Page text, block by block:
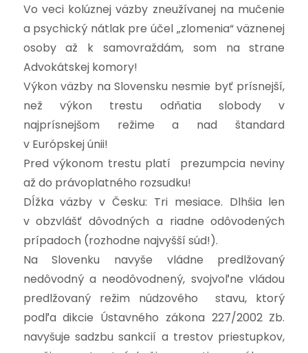
Vo veci kolúznej väzby zneužívanej na mučenie
a psychický nátlak pre účel „zlomenia“ väznenej
osoby až k samovraždám, som na strane
Advokátskej komory!
Výkon väzby na Slovensku nesmie byť prísnejší,
než výkon trestu odňatia slobody v
najprísnejšom režime a nad štandard
v Európskej únii!
Pred výkonom trestu platí prezumpcia neviny
až do právoplatného rozsudku!
Dĺžka väzby v Česku: Tri mesiace. Dlhšia len
v obzvlášť dôvodných a riadne odôvodených
prípadoch (rozhodne najvyšší súd!).
Na Slovenku navyše vládne predlžovaný
nedôvodný a neodôvodnený, svojvoľne vládou
predlžovaný režim núdzového stavu, ktorý
podľa dikcie Ústavného zákona 227/2002 Zb.
navyšuje sadzbu sankcií a trestov priestupkov,